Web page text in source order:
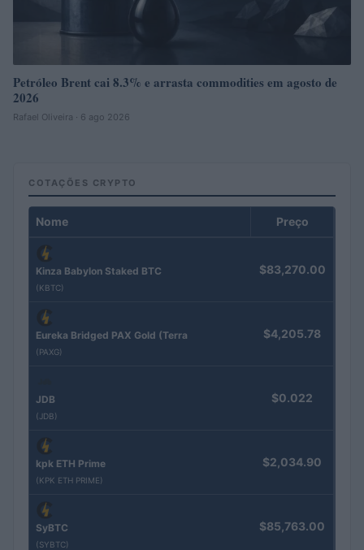
Petróleo Brent cai 8.3% e arrasta commodities em agosto de
2026
Rafael Oliveira · 6 ago 2026
COTAÇÕES CRYPTO
Nome Preço
Kinza Babylon Staked BTC
(KBTC)
$83,270.00
Eureka Bridged PAX Gold (Terra
(PAXG)
$4,205.78
JDB
(JDB)
$0.022
kpk ETH Prime
(KPK ETH PRIME)
$2,034.90
SyBTC
(SYBTC)
$85,763.00